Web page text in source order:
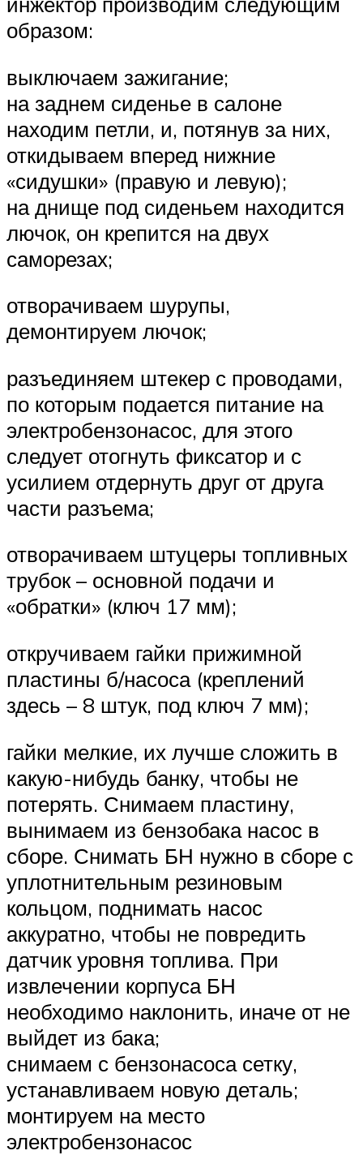
образом:
выключаем зажигание;
на заднем сиденье в салоне
находим петли, и, потянув за них,
откидываем вперед нижние
«сидушки» (правую и левую);
на днище под сиденьем находится
лючок, он крепится на двух
саморезах;
отворачиваем шурупы,
демонтируем лючок;
разъединяем штекер с проводами,
по которым подается питание на
электробензонасос, для этого
следует отогнуть фиксатор и с
усилием отдернуть друг от друга
части разъема;
отворачиваем штуцеры топливных
трубок – основной подачи и
«обратки» (ключ 17 мм);
откручиваем гайки прижимной
пластины б/насоса (креплений
здесь – 8 штук, под ключ 7 мм);
гайки мелкие, их лучше сложить в
какую-нибудь банку, чтобы не
потерять. Снимаем пластину,
вынимаем из бензобака насос в
сборе. Снимать БН нужно в сборе с
уплотнительным резиновым
кольцом, поднимать насос
аккуратно, чтобы не повредить
датчик уровня топлива. При
извлечении корпуса БН
необходимо наклонить, иначе от не
выйдет из бака;
снимаем с бензонасоса сетку,
устанавливаем новую деталь;
монтируем на место
электробензонасос